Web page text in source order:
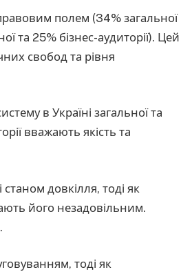
полем (34% загальної
та 25% бізнес-аудиторії). Цей
свобод та рівня
в Україні загальної та
вважають якість та
станом довкілля, тоді як
його незадовільним.
тоді як